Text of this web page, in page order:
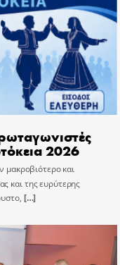
2026
μακροβιότερο και
και της ευρύτερης
[…]